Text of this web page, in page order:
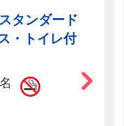
タンダード
・トイレ付